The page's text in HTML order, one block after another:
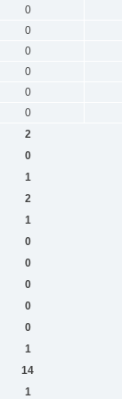
0
0
0
0
0
0
2
0
1
2
1
0
0
0
0
0
1
14
1